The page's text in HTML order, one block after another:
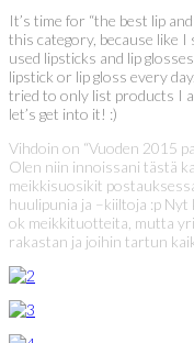
It’s time for “the best lip
this category, because like
used lipsticks and lip
lipstick or lip gloss every
tried to only list products I
let’s get into it! :)
Vihdoin on “Vuoden 2015
Olen niin innoissani tästä
meikkisuosikit
huulipunia ja –kiiltoja :p
ok meikkituotteita, mutta
rakastan ja joihin tartun